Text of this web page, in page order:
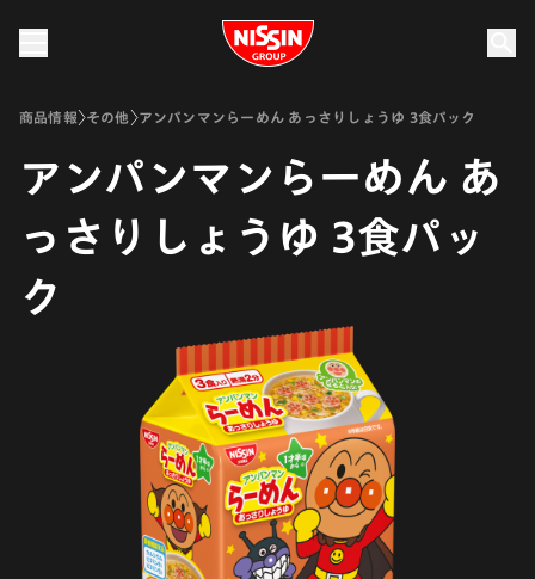
Nissin Group
商品情報 その他 アンパンマンらーめん あっさりしょうゆ 3食パック
アンパンマンらーめん あ
っさりしょうゆ 3食パッ
ク